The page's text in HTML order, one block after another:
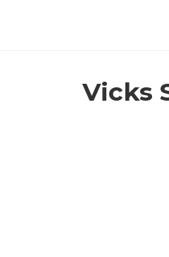
Vicks